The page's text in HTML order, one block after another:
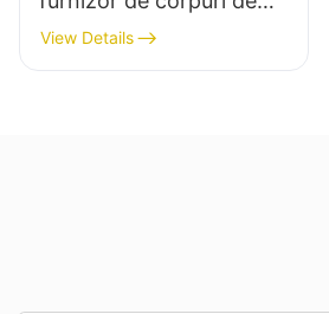
iluminat cu LED pentru
instalații industriale,
View Details